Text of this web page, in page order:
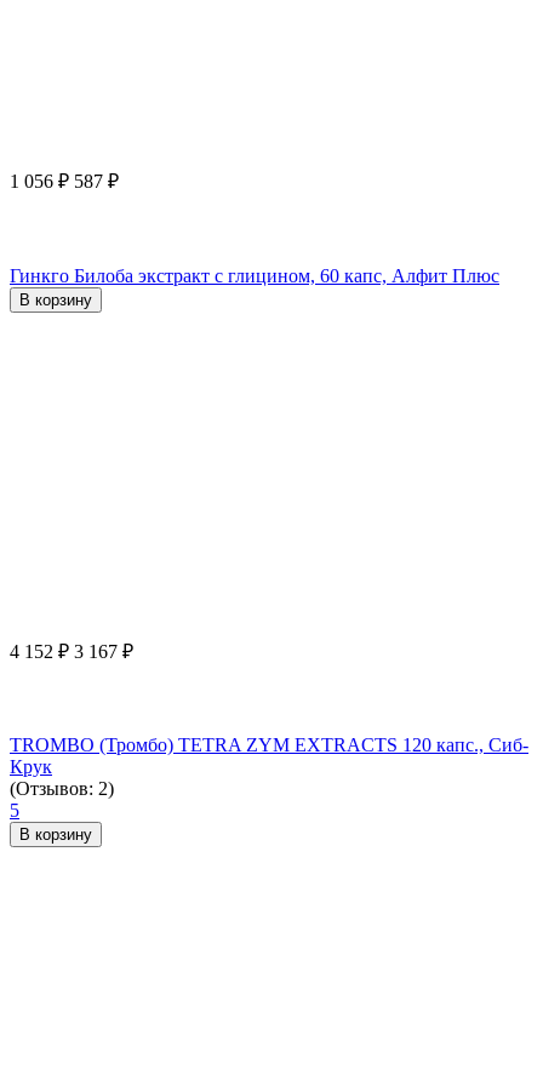
1 056 ₽ 587 ₽
Гинкго Билоба экстракт с глицином, 60 капс, Алфит Плюс
В корзину
4 152 ₽ 3 167 ₽
TROMBO (Тромбо) TETRA ZYM EXTRACTS 120 капс., Сиб-
Крук
(Отзывов: 2)
5
В корзину